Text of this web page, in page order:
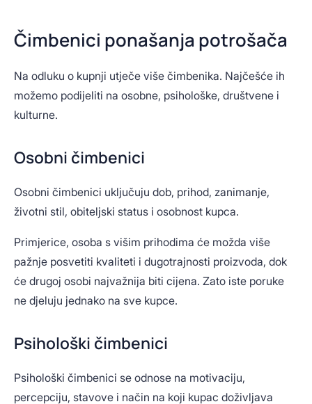
Čimbenici ponašanja potrošača
Na odluku o kupnji utječe više čimbenika. Najčešće ih
možemo podijeliti na osobne, psihološke, društvene i
kulturne.
Osobni čimbenici
Osobni čimbenici uključuju dob, prihod, zanimanje,
životni stil, obiteljski status i osobnost kupca.
Primjerice, osoba s višim prihodima će možda više
pažnje posvetiti kvaliteti i dugotrajnosti proizvoda, dok
će drugoj osobi najvažnija biti cijena. Zato iste poruke
ne djeluju jednako na sve kupce.
Psihološki čimbenici
Psihološki čimbenici se odnose na motivaciju,
percepciju, stavove i način na koji kupac doživljava